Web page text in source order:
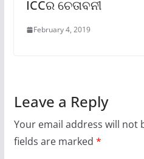
ICCର ଚେତାବନୀ
February 4, 2019
Leave a Reply
Your email address will not
fields are marked *